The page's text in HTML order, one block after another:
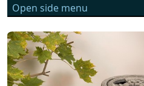
Open side menu